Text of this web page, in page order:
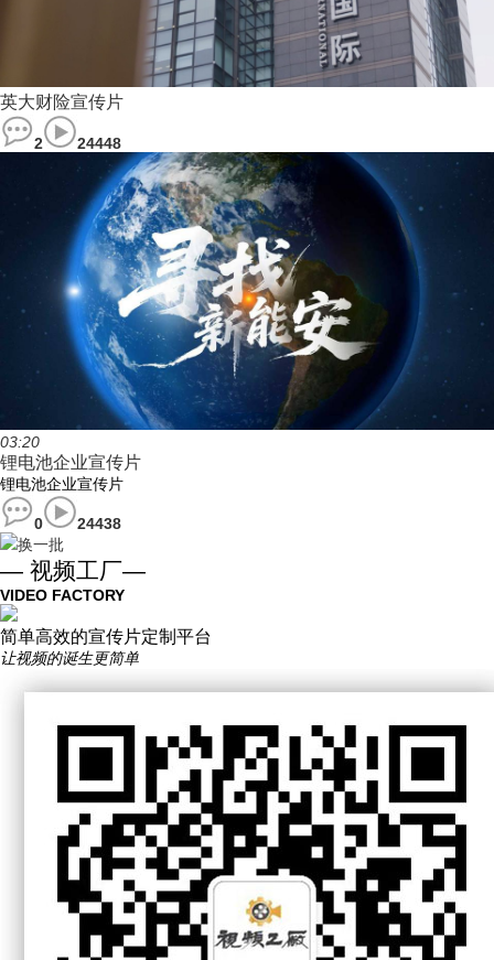
英大财险宣传片
2 24448
03:20
锂电池企业宣传片
锂电池企业宣传片
0
24438
换一批
— 视频工厂—
VIDEO FACTORY
简单高效的宣传片定制平台
让视频的诞生更简单